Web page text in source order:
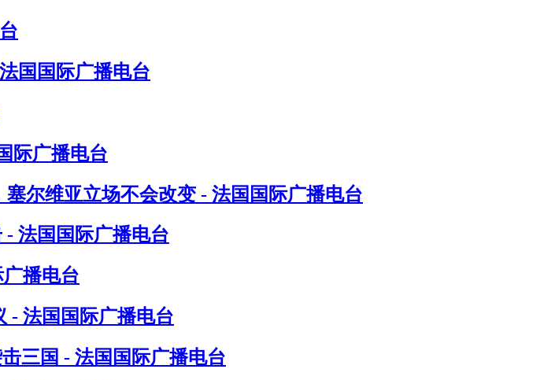
国国际广播电台
际广播电台
尔维亚立场不会改变 - 法国国际广播电台
法国国际广播电台
播电台
- 法国国际广播电台
三国 - 法国国际广播电台